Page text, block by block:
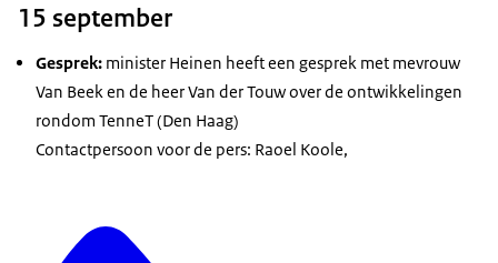
15 september
Gesprek: minister Heinen heeft een gesprek met mevrouw
Van Beek en de heer Van der Touw over de ontwikkelingen
rondom TenneT (Den Haag)
Contactpersoon voor de pers: Raoel Koole,